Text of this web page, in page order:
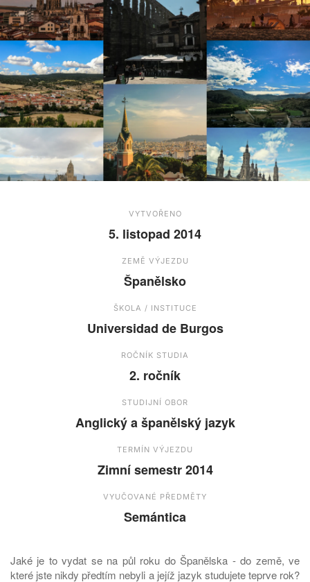
VYTVOŘENO
5. listopad 2014
ZEMĚ VÝJEZDU
Španělsko
ŠKOLA / INSTITUCE
Universidad de Burgos
ROČNÍK STUDIA
2. ročník
STUDIJNÍ OBOR
Anglický a španělský jazyk
TERMÍN VÝJEZDU
Zimní semestr 2014
VYUČOVANÉ PŘEDMĚTY
Semántica
Jaké je to vydat se na půl roku do Španělska - do země, ve
které jste nikdy předtím nebyli a jejíž jazyk studujete teprve rok?